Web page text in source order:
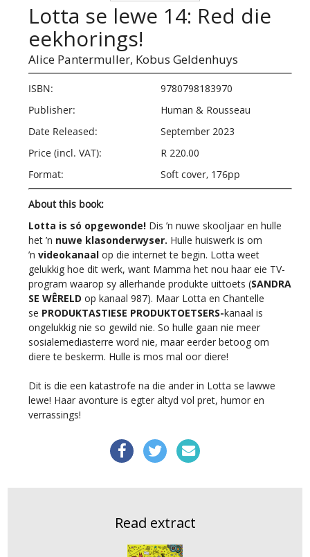
Lotta se lewe 14: Red die
eekhorings!
Alice Pantermuller, Kobus Geldenhuys
ISBN:
9780798183970
Publisher:
Human & Rousseau
Date Released:
September 2023
Price (incl. VAT):
R 220.00
Format:
Soft cover, 176pp
About this book:
Lotta is só opgewonde! Dis ’n nuwe skooljaar en hulle
het ’n nuwe klasonderwyser. Hulle huiswerk is om
’nvideokanaalop die internet te begin. Lotta weet
gelukkig hoe dit werk, want Mamma het nou haar eie TV-
program waarop sy allerhande produkte uittoets (SANDRA
SE WÊRELDop kanaal 987). Maar Lotta en Chantelle
se PRODUKTASTIESE PRODUKTOETSERS-kanaal is
ongelukkig nie so gewild nie. So hulle gaan nie meer
sosialemediasterre word nie, maar eerder betoog om
diere te beskerm. Hulle is mos mal oor diere!
Dit is die een katastrofe na die ander in Lotta se lawwe
lewe! Haar avonture is egter altyd vol pret, humor en
verrassings!
Read extract